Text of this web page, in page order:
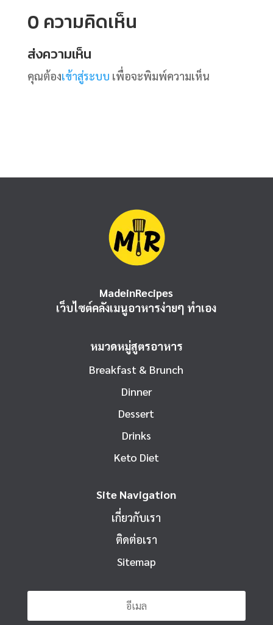
0 ความคิดเห็น
ส่งความเห็น
คุณต้องเข้าสู่ระบบ เพื่อจะพิมพ์ความเห็น
MadeinRecipes
เว็บไซต์คลังเมนูอาหารง่ายๆ ทำเอง
หมวดหมู่สูตรอาหาร
Breakfast & Brunch
Dinner
Dessert
Drinks
Keto Diet
Site Navigation
เกี่ยวกับเรา
ติดต่อเรา
Sitemap